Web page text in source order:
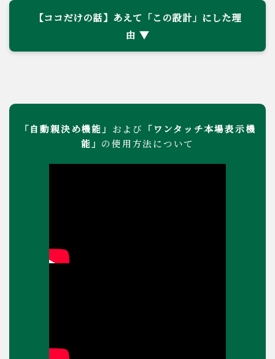
【ココだけの話】あえて「この設計」にした理
由
「自動親決め機能」 および 「ワンタッチ本場表示機
能」 の使用方法について